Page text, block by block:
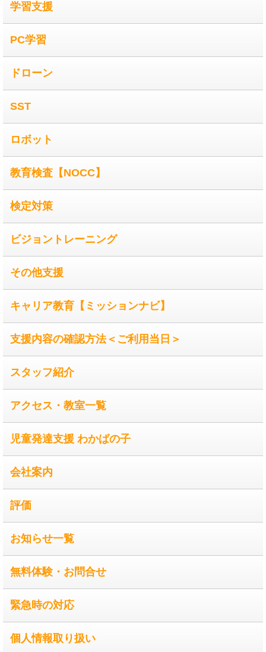
学習支援
PC学習
ドローン
SST
ロボット
教育検査【NOCC】
検定対策
ビジョントレーニング
その他支援
キャリア教育【ミッションナビ】
支援内容の確認方法＜ご利用当日＞
スタッフ紹介
アクセス・教室一覧
児童発達支援 わかばの子
会社案内
評価
お知らせ一覧
無料体験・お問合せ
緊急時の対応
個人情報取り扱い